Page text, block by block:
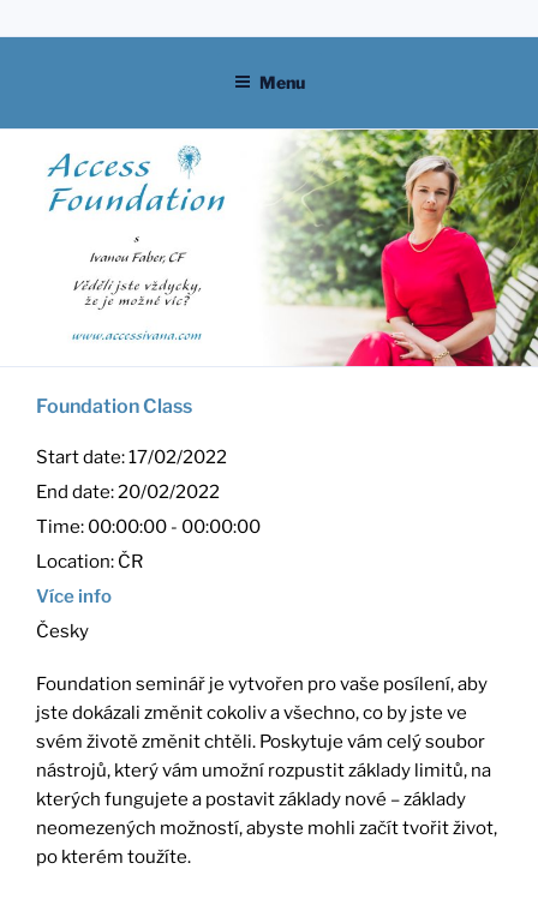
to
Menu
Foundation Class
Start date:17/02/2022
End date: 20/02/2022
Time: 00:00:00 - 00:00:00
Location: ČR
Více info
Česky
Foundation seminář je vytvořen pro vaše posílení, aby
jste dokázali změnit cokoliv a všechno, co by jste ve
svém životě změnit chtěli. Poskytuje vám celý soubor
nástrojů, který vám umožní rozpustit základy limitů, na
kterých fungujete a postavit základy nové – základy
neomezených možností, abyste mohli začít tvořit život,
po kterém toužíte.